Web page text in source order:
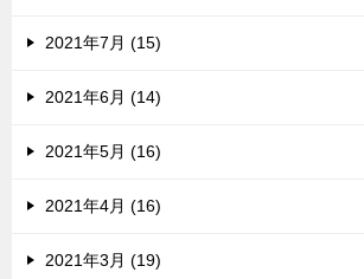
2021年7月 (15)
2021年6月 (14)
2021年5月 (16)
2021年4月 (16)
2021年3月 (19)